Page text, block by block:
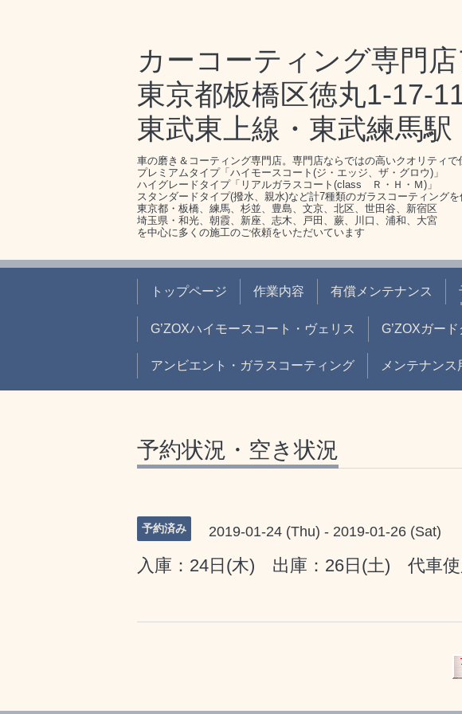
カーコーティング専門
東京都板橋区徳丸1-17-
東武東上線・東武練馬
車の磨き＆コーティング専門店。専門店ならではの高いクオリティで
プレミアムタイプ「ハイモースコート(ジ・エッジ、ザ・グロウ)」
ハイグレードタイプ「リアルガラスコート(class Ｒ・Ｈ・Ｍ)」
スタンダードタイプ(撥水、親水)など計7種類のガラスコーティングを
東京都・板橋、練馬、杉並、豊島、文京、北区、世田谷、新宿区
埼玉県・和光、朝霞、新座、志木、戸田、蕨、川口、浦和、大宮
を中心に多くの施工のご依頼をいただいています
トップページ 作業内容 有償メンテナンス
G’ZOXハイモースコート・ヴェリス G’ZOXガー
アンビエント・ガラスコーティング メンテナンス
予約状況・空き状況
予約済み 2019-01-24 (Thu) - 2019-01-26 (Sat)
入庫：24日(木) 出庫：26日(土) 代車使